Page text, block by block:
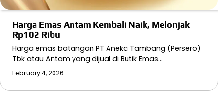
Harga Emas Antam Kembali Naik, Melonjak
Rp102 Ribu
Harga emas batangan PT Aneka Tambang (Persero)
Tbk atau Antam yang dijual di Butik Emas…
February 4, 2026